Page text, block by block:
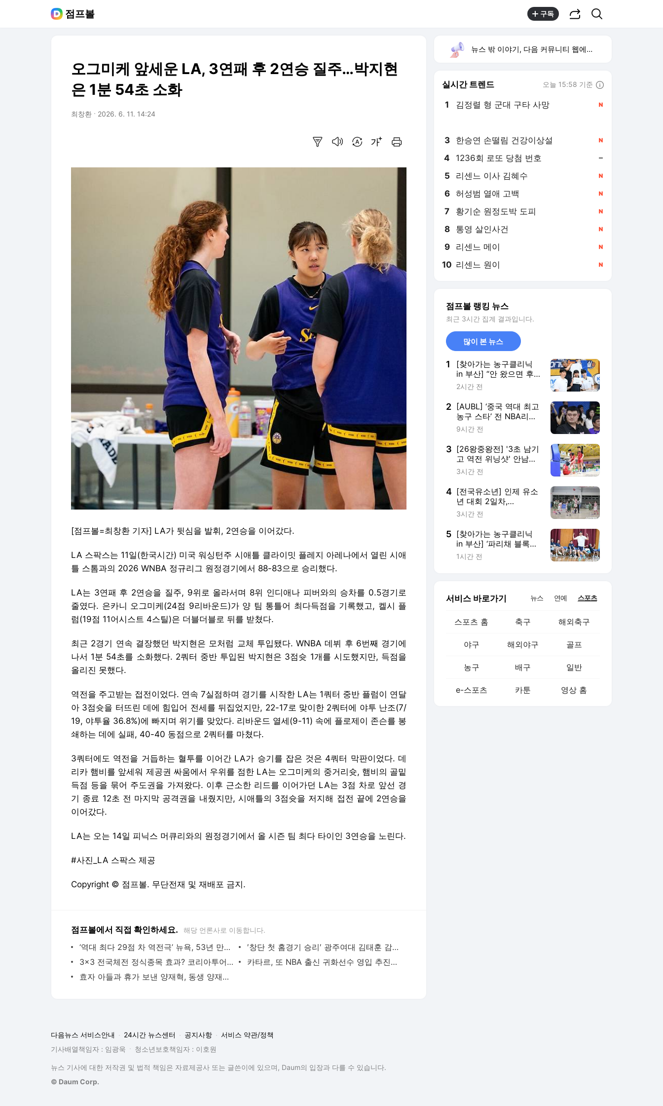
점프볼 구독
오그미케 앞세운 LA, 3연패 후 2연승 질주…박지현
은 1분 54초 소화
최창환 2026. 6. 11. 14:24
[점프볼=최창환 기자] LA가 뒷심을 발휘, 2연승을 이어갔다.
LA 스팍스는 11일(한국시간) 미국 워싱턴주 시애틀 클라이밋 플레지 아레나에서 열린 시애
틀 스톰과의 2026 WNBA 정규리그 원정경기에서 88-83으로 승리했다.
LA는 3연패 후 2연승을 질주, 9위로 올라서며 8위 인디애나 피버와의 승차를 0.5경기로
줄였다. 은카니 오그미케(24점 9리바운드)가 양 팀 통틀어 최다득점을 기록했고, 켈시 플
럼(19점 11어시스트 4스틸)은 더블더블로 뒤를 받쳤다.
최근 2경기 연속 결장했던 박지현은 모처럼 교체 투입됐다. WNBA 데뷔 후 6번째 경기에
나서 1분 54초를 소화했다. 2쿼터 중반 투입된 박지현은 3점슛 1개를 시도했지만, 득점을
올리진 못했다.
역전을 주고받는 접전이었다. 연속 7실점하며 경기를 시작한 LA는 1쿼터 중반 플럼이 연달
아 3점슛을 터뜨린 데에 힘입어 전세를 뒤집었지만, 22-17로 맞이한 2쿼터에 야투 난조(7/
19, 야투율 36.8%)에 빠지며 위기를 맞았다. 리바운드 열세(9-11) 속에 플로제이 존슨를 봉
쇄하는 데에 실패, 40-40 동점으로 2쿼터를 마쳤다.
3쿼터에도 역전을 거듭하는 혈투를 이어간 LA가 승기를 잡은 것은 4쿼터 막판이었다. 데
리카 햄비를 앞세워 제공권 싸움에서 우위를 점한 LA는 오그미케의 중거리슛, 햄비의 골밑
득점 등을 묶어 주도권을 가져왔다. 이후 근소한 리드를 이어가던 LA는 3점 차로 앞선 경
기 종료 12초 전 마지막 공격권을 내줬지만, 시애틀의 3점슛을 저지해 접전 끝에 2연승을
이어갔다.
LA는 오는 14일 피닉스 머큐리와의 원정경기에서 올 시즌 팀 최다 타이인 3연승을 노린다.
#사진_LA 스팍스 제공
Copyright © 점프볼. 무단전재 및 재배포 금지.
점프볼에서 직접 확인하세요. 해당 언론사로 이동합니다.
‘역대 최다 29점 차 역전극’ 뉴욕, 53년 만의 우승 –1승…“닉스 역사상 가장 위대한 플레이”
′창단 첫 홈경기 승리′ 광주여대 김태훈 감독 ＂목표는 플레이오프 진출＂
3x3 전국체전 정식종목 효과? 코리아투어, 대학 엘리트 팀들도 참가한다...고성대회를 향한 열기
카타르, 또 NBA 출신 귀화선수 영입 추진…신인상 2위 넌에게 5년 계약 제안
효자 아들과 휴가 보낸 양재혁, 동생 양재민과 같은 코트 설 수 있을까?
뉴스 밖 이야기, 다음 커뮤니티 웹에서 보기
실시간 트렌드 오늘 15:58 기준
1 김정렬 형 군대 구타 사망
3 한승연 손떨림 건강이상설
4 1236회 로또 당첨 번호
5 리센느 이사 김혜수
6 허성범 열애 고백
7 황기순 원정도박 도피
8 통영 살인사건
9 리센느 메이
10 리센느 원이
점프볼 랭킹 뉴스
최근 3시간 집계 결과입니다.
많이 본 뉴스
1
[찾아가는 농구클리닉
in 부산] “안 왔으면 후
회할 뻔했어요” 분위기
칭찬’
2시간 전
2
[AUBL] ‘중국 역대 최고
농구 스타’ 전 NBA리거
야오밍, 2년 연속 AUBL
9시간 전
3 [26왕중왕전] '3초 남기
고 역전 위닝샷' 안남중,
8강행… 침산중·용산중
3시간 전
4 [전국유소년] 인제 유소
년 대회 2일차,
U8·U9·U10·U18 우승컵
3시간 전
5 [찾아가는 농구클리닉
in 부산] ‘파리채 블록
슛’부터 기약까지…KCC
1시간 전
서비스 바로가기 뉴스 연예 스포츠
스포츠 홈 축구 해외축구
야구 해외야구 골프
농구 배구 일반
e-스포츠 카툰 영상 홈
다음뉴스 서비스안내 24시간 뉴스센터 공지사항
서비스 약관/정책
기사배열책임자 : 임광욱
청소년보호책임자 : 이호원
뉴스 기사에 대한 저작권 및 법적 책임은 자료제공사 또는 글쓴이에 있으며, Daum의 입장과 다를 수 있습니다.
© Daum Corp.